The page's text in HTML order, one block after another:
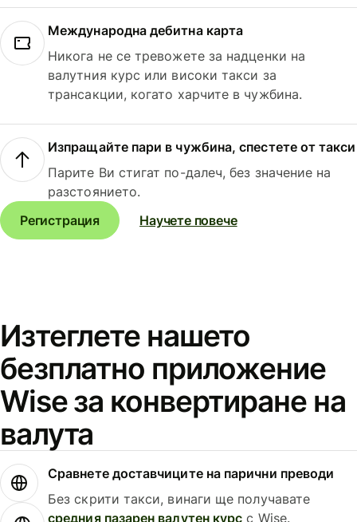
Международна дебитна карта
Никога не се тревожете за надценки на
валутния курс или високи такси за
трансакции, когато харчите в чужбина.
Изпращайте пари в чужбина, спестете от такси
Парите Ви стигат по-далеч, без значение на
разстоянието.
Регистрация
Научете повече
Изтеглете нашето
безплатно приложение
Wise за конвертиране на
валута
Сравнете доставчиците на парични преводи
Без скрити такси, винаги ще получавате
средния пазарен валутен курс с Wise.